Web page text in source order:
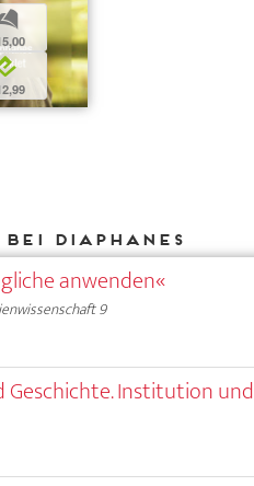
DIAPHANES
anwenden«
9
Institution und